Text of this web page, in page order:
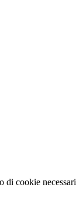
cookie